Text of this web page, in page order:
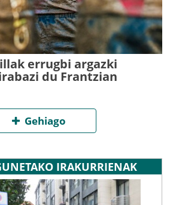
errugbi argazki
du Frantzian
Gehiago
IRAKURRIENAK